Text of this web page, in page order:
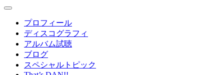
プロフィール
ディスコグラフィ
アルバム試聴
ブログ
スペシャルトピック